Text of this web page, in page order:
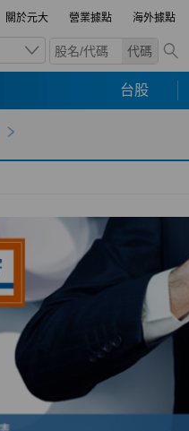
關於元大 營業據點 海外據點
代碼
台股